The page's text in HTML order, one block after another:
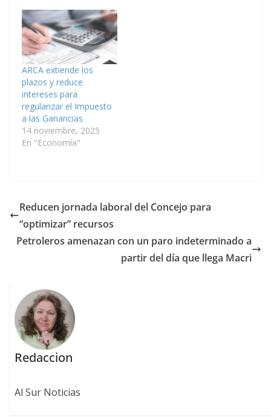
ARCA extiende los
plazos y reduce
intereses para
regularizar el Impuesto
a las Ganancias
14 noviembre, 2025
En "Economía"
Reducen jornada laboral del Concejo para
“optimizar” recursos
Petroleros amenazan con un paro indeterminado a
partir del día que llega Macri
Redaccion
Al Sur Noticias